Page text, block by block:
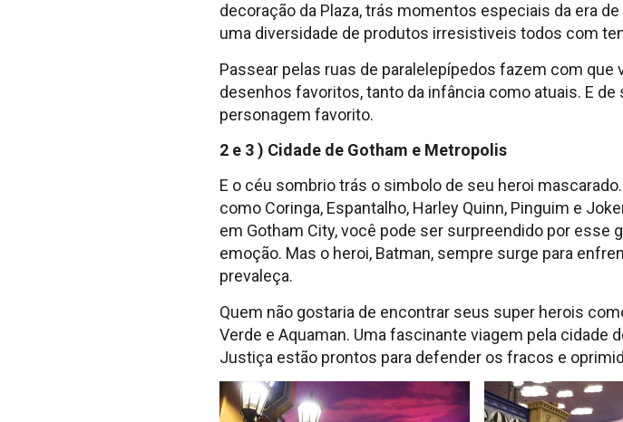
decoração da Plaza, trás momentos especiais da era
uma diversidade de produtos irresistiveis todos com
Passear pelas ruas de paralelepípedos fazem com
desenhos favoritos, tanto da infância como atuais. E
personagem favorito.
2 e 3 ) Cidade de Gotham e Metropolis
E o céu sombrio trás o simbolo de seu heroi
como Coringa, Espantalho, Harley Quinn, Pinguim e
em Gotham City, você pode ser surpreendido por
emoção. Mas o heroi, Batman, sempre surge para
prevaleça.
Quem não gostaria de encontrar seus super herois
Verde e Aquaman. Uma fascinante viagem pela cidade
Justiça estão prontos para defender os fracos e